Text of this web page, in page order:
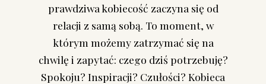
prawdziwa kobiecość zaczyna się od
relacji z samą sobą. To moment, w
którym możemy zatrzymać się na
chwilę i zapytać: czego dziś potrzebuję?
Spokoju? Inspiracji? Czułości? Kobieca